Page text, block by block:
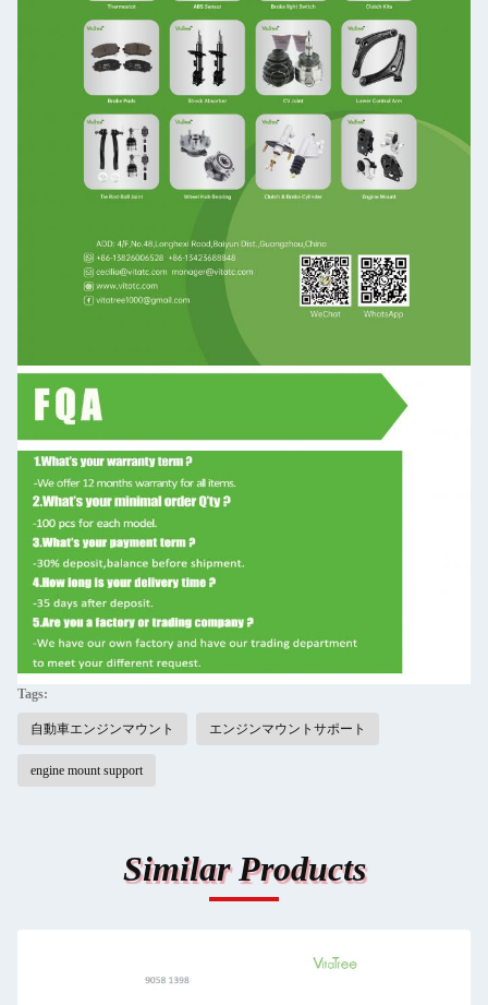
Tags:
自動車エンジンマウント エンジンマウントサポート
engine mount support
Similar Products